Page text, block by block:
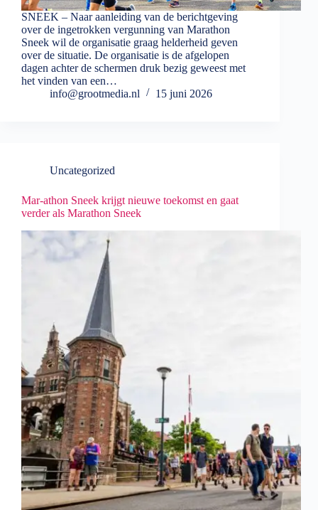
SNEEK – Naar aanleiding van de berichtgeving
over de ingetrokken vergunning van Marathon
Sneek wil de organisatie graag helderheid geven
over de situatie. De organisatie is de afgelopen
dagen achter de schermen druk bezig geweest met
het vinden van een…
info@grootmedia.nl
15 juni 2026
Uncategorized
Mar-athon Sneek krijgt nieuwe toekomst en gaat
verder als Marathon Sneek